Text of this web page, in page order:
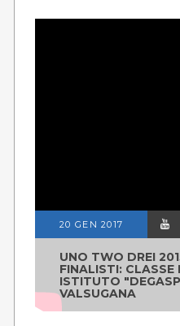
20 GEN 2017
UNO TWO DREI
FINALISTI: CLASSE
ISTITUTO
VALSUGANA